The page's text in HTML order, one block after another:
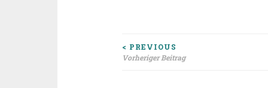
< PREVIOUS
Vorheriger Beitrag